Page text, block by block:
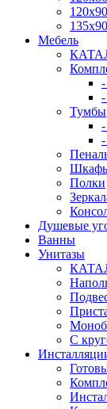
120x90
135x90
Мебель
Тумбы
Шкафы
Полки
Душевые
Ванны
Унитазы
С